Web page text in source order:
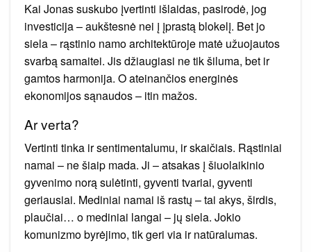
Kai Jonas suskubo įvertinti išlaidas, pasirodė, jog
investicija – aukštesnė nei į įprastą blokelį. Bet jo
siela – rąstinio namo architektūroje matė užuojautos
svarbą samaitei. Jis džiaugiasi ne tik šiluma, bet ir
gamtos harmonija. O ateinančios energinės
ekonomijos sąnaudos – itin mažos.
Ar verta?
Vertinti tinka ir sentimentalumu, ir skaičiais. Rąstiniai
namai – ne šiaip mada. Ji – atsakas į šiuolaikinio
gyvenimo norą sulėtinti, gyventi tvariai, gyventi
geriausiai. Mediniai namai iš rastų – tai akys, širdis,
plaučiai… o mediniai langai – jų siela. Jokio
komunizmo byrėjimo, tik geri via ir natūralumas.